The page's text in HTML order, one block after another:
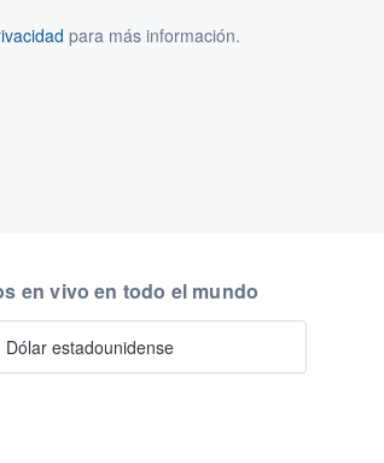
para más información.
en vivo en todo el mundo
Dólar estadounidense